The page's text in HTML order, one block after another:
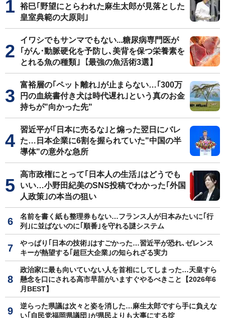
裕巳｢野望にとらわれた麻生太郎が見落とした
皇室典範の大原則｣
イワシでもサンマでもない...糖尿病専門医が
｢がん･動脈硬化を予防し､美背を保つ栄養素を
とれる魚の種類｣【最強の魚活術3選】
富裕層の｢ペット離れ｣が止まらない…｢300万
円の血統書付き犬は時代遅れ｣という真のお金
持ちが"向かった先"
習近平が｢日本に売るな｣と煽った翌日にバレ
た…日本企業に6割を握られていた"中国の半
導体"の意外な急所
高市政権にとって｢日本人の生活｣はどうでも
いい…小野田紀美のSNS投稿でわかった｢外国
人政策｣の本当の狙い
名前を書く紙も整理券もない…フランス人が日本みたいに｢行
列｣に並ばないのに｢順番｣を守れる謎システム
やっぱり｢日本の技術｣はすごかった…習近平が恐れ､ゼレンス
キーが熱望する｢超巨大企業｣の知られざる実力
政治家に最も向いていない人を首相にしてしまった…天皇すら
懸念を口にされる高市早苗がいますぐやるべきこと【2026年6
月BEST】
逆らった県議は次々と姿を消した…麻生太郎ですら手に負えな
い｢自民党福岡県議団｣が県民よりも大事にする掟